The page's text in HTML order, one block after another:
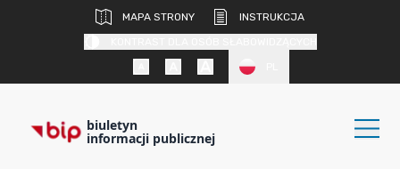
MAPA STRONY
INSTRUKCJA
biuletyn
informacji publicznej